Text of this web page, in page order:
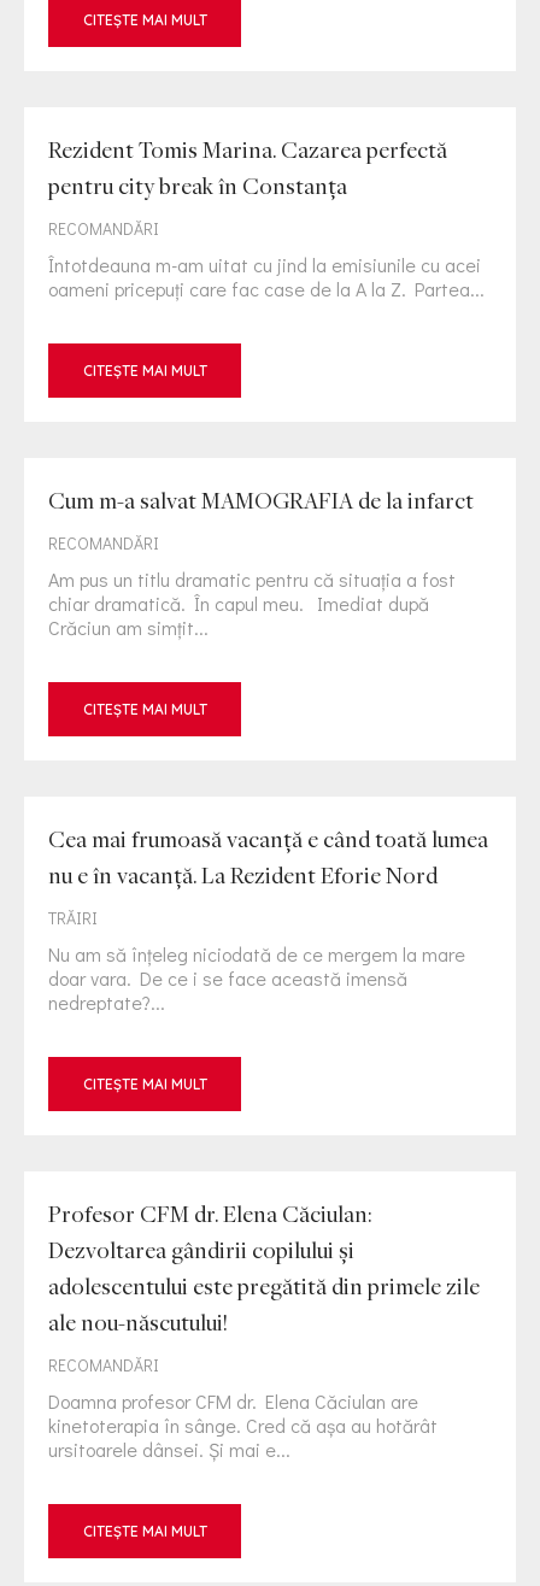
CITEȘTE MAI MULT
Rezident Tomis Marina. Cazarea perfectă
pentru city break în Constanța
RECOMANDĂRI
Întotdeauna m-am uitat cu jind la emisiunile cu acei
oameni pricepuți care fac case de la A la Z. Partea...
CITEȘTE MAI MULT
Cum m-a salvat MAMOGRAFIA de la infarct
RECOMANDĂRI
Am pus un titlu dramatic pentru că situația a fost
chiar dramatică. În capul meu. Imediat după
Crăciun am simțit...
CITEȘTE MAI MULT
Cea mai frumoasă vacanță e când toată lumea
nu e în vacanță. La Rezident Eforie Nord
TRĂIRI
Nu am să înțeleg niciodată de ce mergem la mare
doar vara. De ce i se face această imensă
nedreptate?...
CITEȘTE MAI MULT
Profesor CFM dr. Elena Căciulan:
Dezvoltarea gândirii copilului și
adolescentului este pregătită din primele zile
ale nou-născutului!
RECOMANDĂRI
Doamna profesor CFM dr. Elena Căciulan are
kinetoterapia în sânge. Cred că așa au hotărât
ursitoarele dânsei. Și mai e...
CITEȘTE MAI MULT